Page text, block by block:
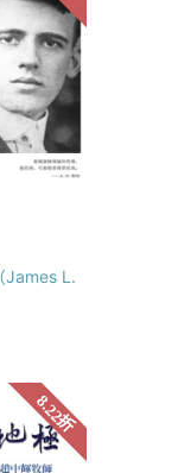
James L.